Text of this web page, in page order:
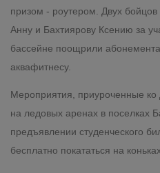
призом - роутером. Двух
Анну и Бахтиярову Ксению за
бассейне поощрили
аквафитнесу.
Мероприятия, приуроченные
на ледовых аренах в поселках
предъявлении студенческого
бесплатно покататься на